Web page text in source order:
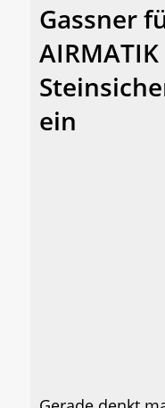
Gassner
ein